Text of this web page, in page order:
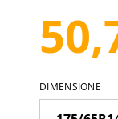
DIMENSIONE